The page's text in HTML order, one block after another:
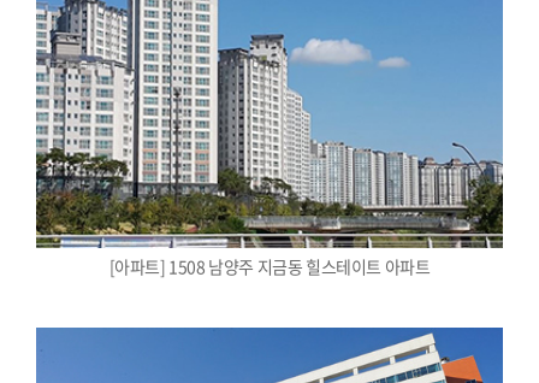
[아파트] 1508 남양주 지금동 힐스테이트 아파트